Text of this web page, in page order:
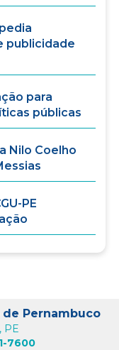
publicidade
para
públicas
Nilo Coelho
PE
Pernambuco
PE
7600